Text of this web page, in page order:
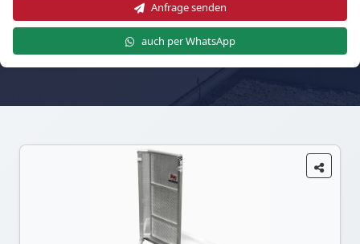
Anfrage senden
auch per WhatsApp